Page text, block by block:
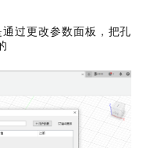
过更改参数面板，把孔